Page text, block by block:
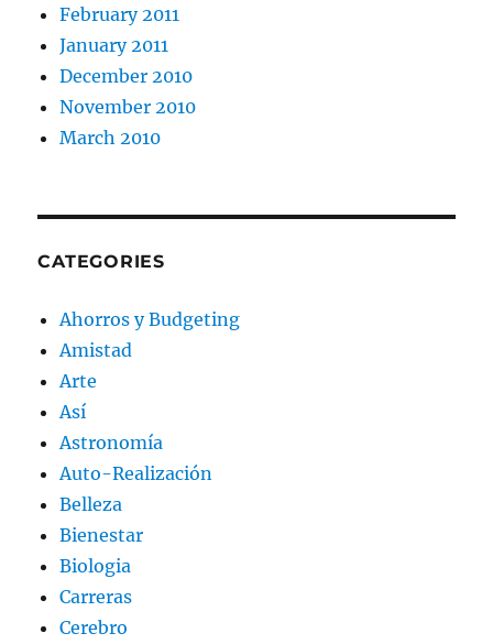
February 2011
January 2011
December 2010
November 2010
March 2010
CATEGORIES
Ahorros y Budgeting
Amistad
Arte
Así
Astronomía
Auto-Realización
Belleza
Bienestar
Biologia
Carreras
Cerebro